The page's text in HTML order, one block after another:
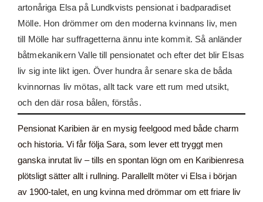
artonåriga Elsa på Lundkvists pensionat i badparadiset
Mölle. Hon drömmer om den moderna kvinnans liv, men
till Mölle har suffragetterna ännu inte kommit. Så anländer
båtmekanikern Valle till pensionatet och efter det blir Elsas
liv sig inte likt igen. Över hundra år senare ska de båda
kvinnornas liv mötas, allt tack vare ett rum med utsikt,
och den där rosa bålen, förstås.
Pensionat Karibien är en mysig feelgood med både charm
och historia. Vi får följa Sara, som lever ett tryggt men
ganska inrutat liv – tills en spontan lögn om en Karibienresa
plötsligt sätter allt i rullning. Parallellt möter vi Elsa i början
av 1900-talet, en ung kvinna med drömmar om ett friare liv